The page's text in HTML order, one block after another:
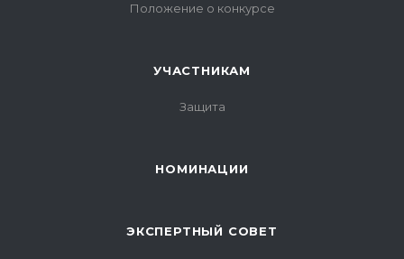
Положение о конкурсе
УЧАСТНИКАМ
Защита
НОМИНАЦИИ
ЭКСПЕРТНЫЙ СОВЕТ